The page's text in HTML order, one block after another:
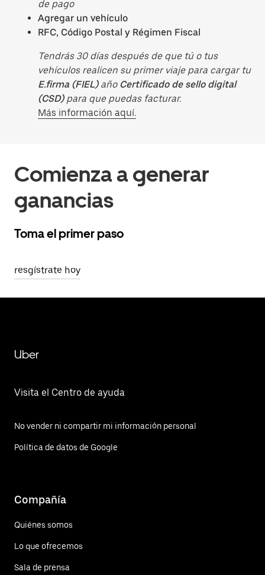
de pago
Agregar un vehículo
RFC, Código Postal y Régimen Fiscal
Tendrás 30 días después de que tú o tus
vehículos realicen su primer viaje para cargar tu
E.firma (FIEL)año Certificado de sello digital
(CSD)para que puedas facturar.
Más información aquí.
Comienza a generar
ganancias
Toma el primer paso
resgístrate hoy
Uber
Visita el Centro de ayuda
No vender ni compartir mi información personal
Política de datos de Google
Compañía
Quiénes somos
Lo que ofrecemos
Sala de prensa